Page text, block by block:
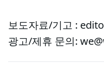
보도자료/기고 :
광고/제휴 문의: